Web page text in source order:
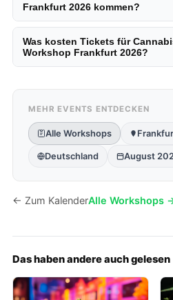
Frankfurt 2026 kommen?
Was kosten Tickets für
Workshop Frankfurt 2026?
MEHR EVENTS ENTDECKEN
Alle Workshops
Deutschland August
← Zum KalenderAlle Workshops
Das haben andere auch gelesen